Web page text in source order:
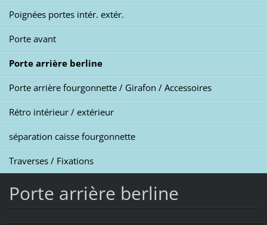
Poignées portes intér. extér.
Porte avant
Porte arrière berline
Porte arrière fourgonnette / Girafon / Accessoires
Rétro intérieur / extérieur
séparation caisse fourgonnette
Traverses / Fixations
Porte arrière berline